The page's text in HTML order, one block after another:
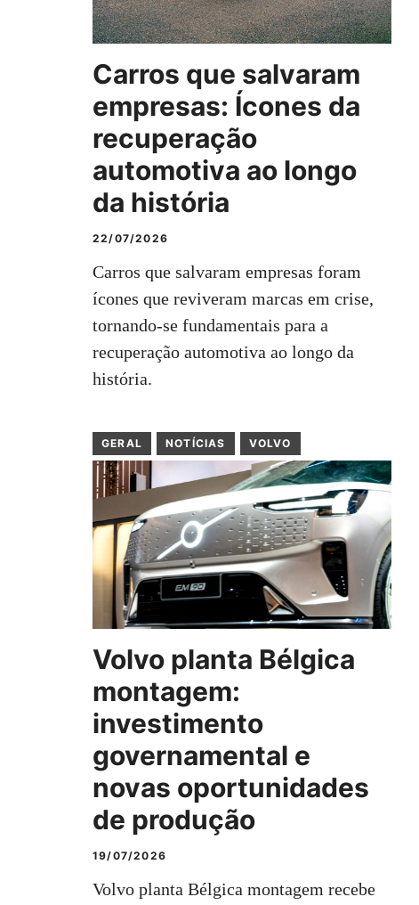
Carros que salvaram
empresas: Ícones da
recuperação
automotiva ao longo
da história
22/07/2026
Carros que salvaram empresas foram
ícones que reviveram marcas em crise,
tornando-se fundamentais para a
recuperação automotiva ao longo da
história.
GERAL NOTÍCIAS VOLVO
Volvo planta Bélgica
montagem:
investimento
governamental e
novas oportunidades
de produção
19/07/2026
Volvo planta Bélgica montagem recebe